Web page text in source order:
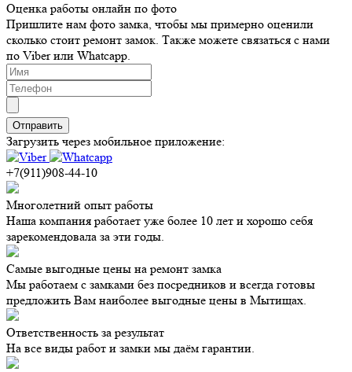
Оценка работы онлайн по фото
Пришлите нам фото замка, чтобы мы примерно оценили
сколько стоит ремонт замок. Также можете связаться с нами
по Viber или Whatcapp.
Загрузить через мобильное приложение:
+7(911)908-44-10
Многолетний опыт работы
Наша компания работает уже более 10 лет и хорошо себя
зарекомендовала за эти годы.
Самые выгодные цены на ремонт замка
Мы работаем с замками без посредников и всегда готовы
предложить Вам наиболее выгодные цены в Мытищах.
Ответственность за результат
На все виды работ и замки мы даём гарантии.